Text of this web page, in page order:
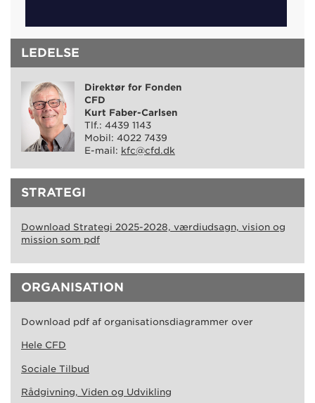
LEDELSE
Direktør for Fonden
CFD
Kurt Faber-Carlsen
Tlf.: 4439 1143
Mobil: 4022 7439
E-mail: kfc@cfd.dk
STRATEGI
Download Strategi 2025-2028, værdiudsagn, vision og
mission som pdf
ORGANISATION
Download pdf af organisationsdiagrammer over
Hele CFD
Sociale Tilbud
Rådgivning, Viden og Udvikling